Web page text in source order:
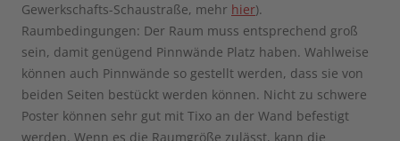
Gewerkschafts-Schaustraße, mehr hier).
Raumbedingungen: Der Raum muss entsprechend groß
sein, damit genügend Pinnwände Platz haben. Wahlweise
können auch Pinnwände so gestellt werden, dass sie von
beiden Seiten bestückt werden können. Nicht zu schwere
Poster können sehr gut mit Tixo an der Wand befestigt
werden. Wenn es die Raumgröße zulässt, kann die